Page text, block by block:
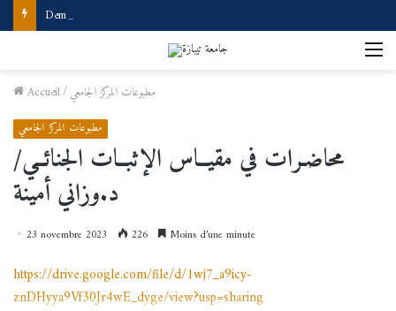
Demande d’accès à internet
Accueil/مطبوعات المركز الجامعي
مطبوعات المركز الجامعي
محاضـرات في مقيــاس الإثبــات الجنائــي/
د.وزاني أمينة
23 novembre 2023 226 Moins d’une minute
https://drive.google.com/file/d/1wj7_a9icy-
znDHyya9Vf30Jr4wE_dyge/view?usp=sharing